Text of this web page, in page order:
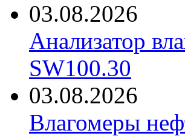
03.08.2026
Анализатор
SW100.30
03.08.2026
Влагомеры